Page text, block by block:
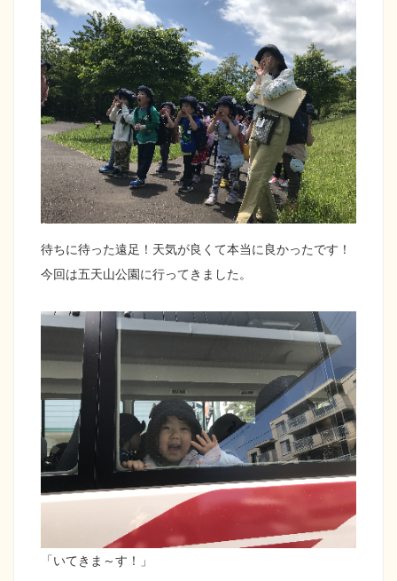
待ちに待った遠足！天気が良くて本当に良かったです！
今回は五天山公園に行ってきました。
「いてきま～す！」